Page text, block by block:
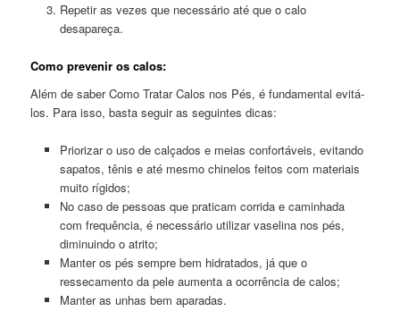
Repetir as vezes que necessário até que o calo
desapareça.
Como prevenir os calos:
Além de saber Como Tratar Calos nos Pés, é fundamental evitá-
los. Para isso, basta seguir as seguintes dicas:
Priorizar o uso de calçados e meias confortáveis, evitando
sapatos, tênis e até mesmo chinelos feitos com materiais
muito rígidos;
No caso de pessoas que praticam corrida e caminhada
com frequência, é necessário utilizar vaselina nos pés,
diminuindo o atrito;
Manter os pés sempre bem hidratados, já que o
ressecamento da pele aumenta a ocorrência de calos;
Manter as unhas bem aparadas.